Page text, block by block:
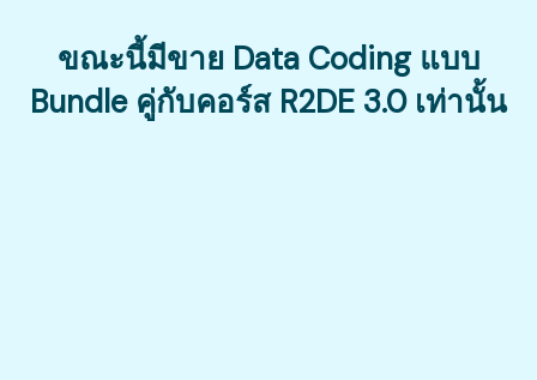
ขณะนี้มีขาย Data Coding แบบ
Bundle คู่กับคอร์ส R2DE 3.0 เท่านั้น